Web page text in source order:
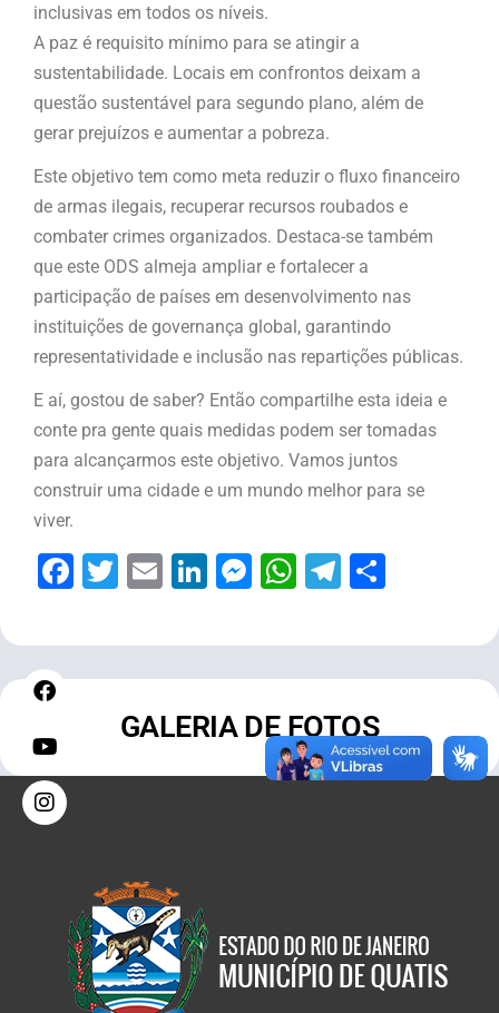
inclusivas em todos os níveis.
A paz é requisito mínimo para se atingir a
sustentabilidade. Locais em confrontos deixam a
questão sustentável para segundo plano, além de
gerar prejuízos e aumentar a pobreza.
Este objetivo tem como meta reduzir o fluxo financeiro
de armas ilegais, recuperar recursos roubados e
combater crimes organizados. Destaca-se também
que este ODS almeja ampliar e fortalecer a
participação de países em desenvolvimento nas
instituições de governança global, garantindo
representatividade e inclusão nas repartições públicas.
E aí, gostou de saber? Então compartilhe esta ideia e
conte pra gente quais medidas podem ser tomadas
para alcançarmos este objetivo. Vamos juntos
construir uma cidade e um mundo melhor para se
viver.
Facebook
Twitter
EmailLinkedIn
Messenger
WhatsApp
Telegram
GALERIA DE FOTOS